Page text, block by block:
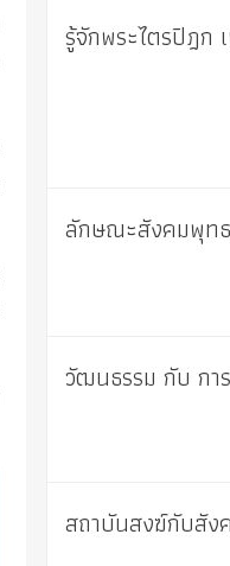
รู้จักพระไตรปิฎก
ลักษณะสังคมพุทธ
วัฒนธรรม กับ ก
สถาบันสงฆ์กับสัง